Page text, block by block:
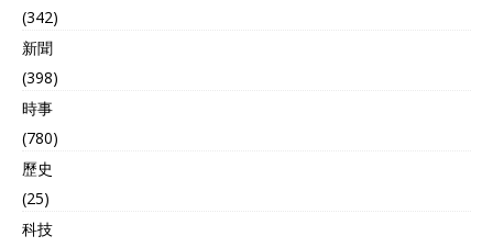
(342)
新聞
(398)
時事
(780)
歷史
(25)
科技